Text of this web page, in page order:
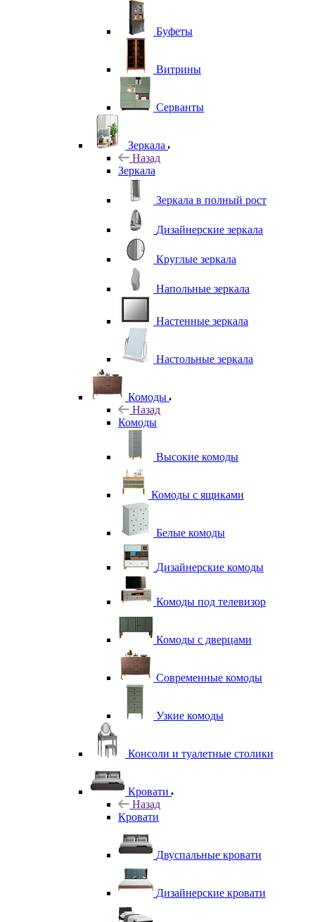
Буфеты
Витрины
Серванты
Зеркала
Назад
Зеркала
Зеркала в полный рост
Дизайнерские зеркала
Круглые зеркала
Напольные зеркала
Настенные зеркала
Настольные зеркала
Комоды
Назад
Комоды
Высокие комоды
Комоды с ящиками
Белые комоды
Дизайнерские комоды
Комоды под телевизор
Комоды с дверцами
Современные комоды
Узкие комоды
Консоли и туалетные столики
Кровати
Назад
Кровати
Двуспальные кровати
Дизайнерские кровати